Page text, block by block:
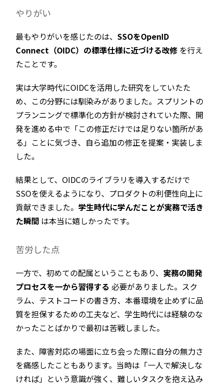
やりがい
最もやりがいを感じたのは、 SSOをOpenID
Connect（OIDC）の標準仕様に近づける改修 を行え
たことです。
実は大学時代にOIDCを活用した研究をしていたた
め、この分野には馴染みがありました。スプリントの
プランニングで標準化の方針が検討されていた際、開
発を進める中で「この修正だけでは足りない箇所があ
る」ことに気づき、自ら追加の修正を提案・実装しま
した。
結果として、OIDCのライブラリを導入するだけで
SSOを使えるようになり、プロダクトの利便性向上に
貢献できました。 学生時代に学んだことが実務で活き
た瞬間 は本当に嬉しかったです。
苦労した点
一方で、初めての配属ということもあり、 実務の開発
プロセスを一から習得する 必要がありました。スク
ラム、テストコードの書き方、本番環境を止めずに品
質を担保するための工夫など、学生時代には経験のな
かったことばかりで最初は苦戦しました。
また、障害対応の場面に立ち会った際に自分の無力さ
を痛感したこともあります。当時は「一人で解決しな
ければ」という意識が強く、難しいタスクを抱え込み